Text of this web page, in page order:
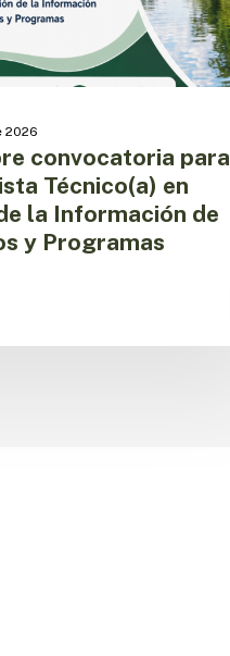
2026
convocatoria para
Técnico(a) en
la Información de
y Programas